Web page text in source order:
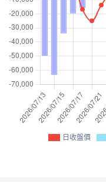
日收盤價